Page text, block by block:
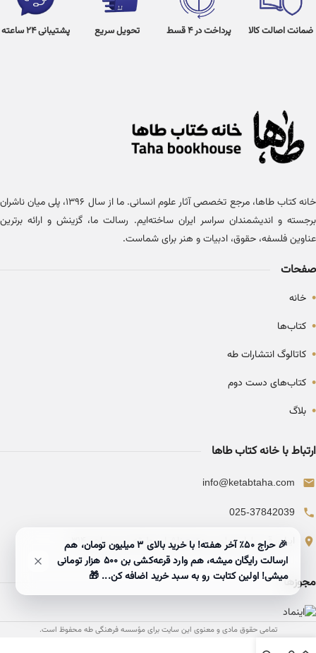
ضمانت اصالت کالا پرداخت در 4 قسط تحویل سریع پشتیبانی 24 ساعته
خانه کتاب طاها، مرجع تخصصی آثار علوم انسانی. ما از سال ۱۳۹۶، پلی میان ناشران
برجسته و اندیشمندان سراسر ایران ساخته‌ایم. رسالت ما، گزینش و ارائه برترین
عناوین فلسفه، حقوق، ادبیات و هنر برای شماست.
صفحات
• خانه
• کتاب‌ها
• کاتالوگ انتشارات طه
• کتاب‌های دست دوم
• بلاگ
ارتباط با خانه کتاب طاها
info@ketabtaha.com
025-37842039
ایران، قم، بلوار معلم، مجتمع ناشران، طبقه سوم، واحد ۳۱۴
مجوزها
تمامی حقوق مادی و معنوی این سایت برای مؤسسه فرهنگی طه محفوظ است.
🎉 حراج ۵۰٪ آخر هفته! با خرید بالای 3 میلیون تومان، هم
ارسالت رایگان میشه، هم وارد قرعه‌کشی بن ۵۰۰ هزار تومانی
میشی! اولین کتابت رو به سبد خرید اضافه کن... 🎁